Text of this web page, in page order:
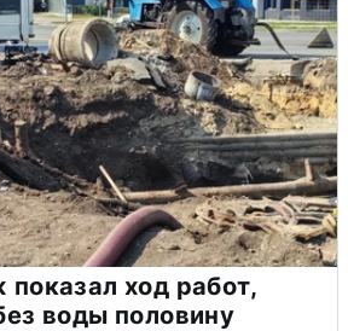
ход работ,
воды половину